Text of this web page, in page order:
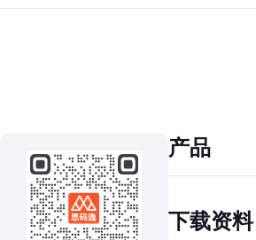
产品
思码逸 DevChat
下载资料